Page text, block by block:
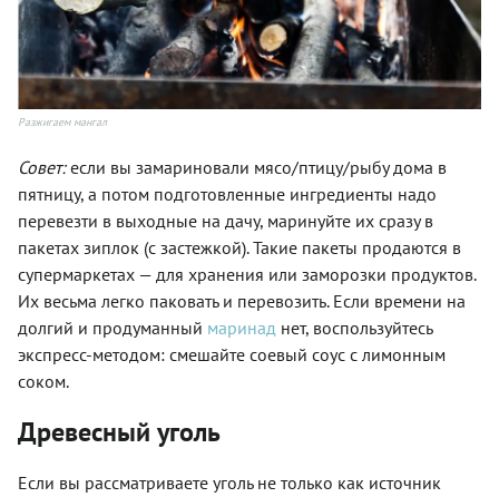
Разжигаем мангал
Совет:если вы замариновали мясо/птицу/рыбу дома в
пятницу, а потом подготовленные ингредиенты надо
перевезти в выходные на дачу, маринуйте их сразу в
пакетах зиплок (с застежкой). Такие пакеты продаются в
супермаркетах — для хранения или заморозки продуктов.
Их весьма легко паковать и перевозить. Если времени на
долгий и продуманный маринад нет, воспользуйтесь
экспресс-методом: смешайте соевый соус с лимонным
соком.
Древесный уголь
Если вы рассматриваете уголь не только как источник